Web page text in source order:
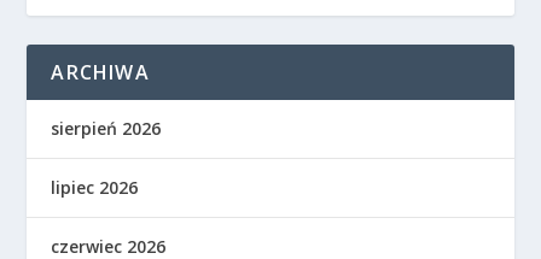
ARCHIWA
sierpień 2026
lipiec 2026
czerwiec 2026